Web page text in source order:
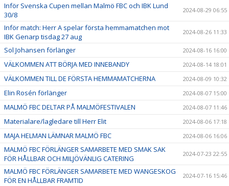
Inför Svenska Cupen mellan Malmö FBC och IBK Lund
30/8
2024-08-29 06:55
Inför match: Herr A spelar första hemmamatchen mot
IBK Genarp tisdag 27 aug
2024-08-26 11:33
Sol Johansen förlänger 2024-08-16 16:00
VÄLKOMMEN ATT BÖRJA MED INNEBANDY 2024-08-14 18:01
VÄLKOMMEN TILL DE FÖRSTA HEMMAMATCHERNA 2024-08-09 10:32
Elin Rosén förlänger 2024-08-07 15:00
MALMÖ FBC DELTAR PÅ MALMÖFESTIVALEN 2024-08-07 11:46
Materialare/lagledare till Herr Elit 2024-08-06 17:18
MAJA HELMAN LÄMNAR MALMÖ FBC 2024-08-06 16:06
MALMÖ FBC FÖRLÄNGER SAMARBETE MED SMAK SAK
FÖR HÅLLBAR OCH MILJÖVÄNLIG CATERING
2024-07-23 22:55
MALMÖ FBC FÖRLÄNGER SAMARBETE MED WANGESKOG
FÖR EN HÅLLBAR FRAMTID
2024-07-16 15:46